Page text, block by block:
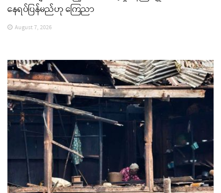
နေရပ်ပြန်မည်ဟု ကြေညာ
August 7, 2026